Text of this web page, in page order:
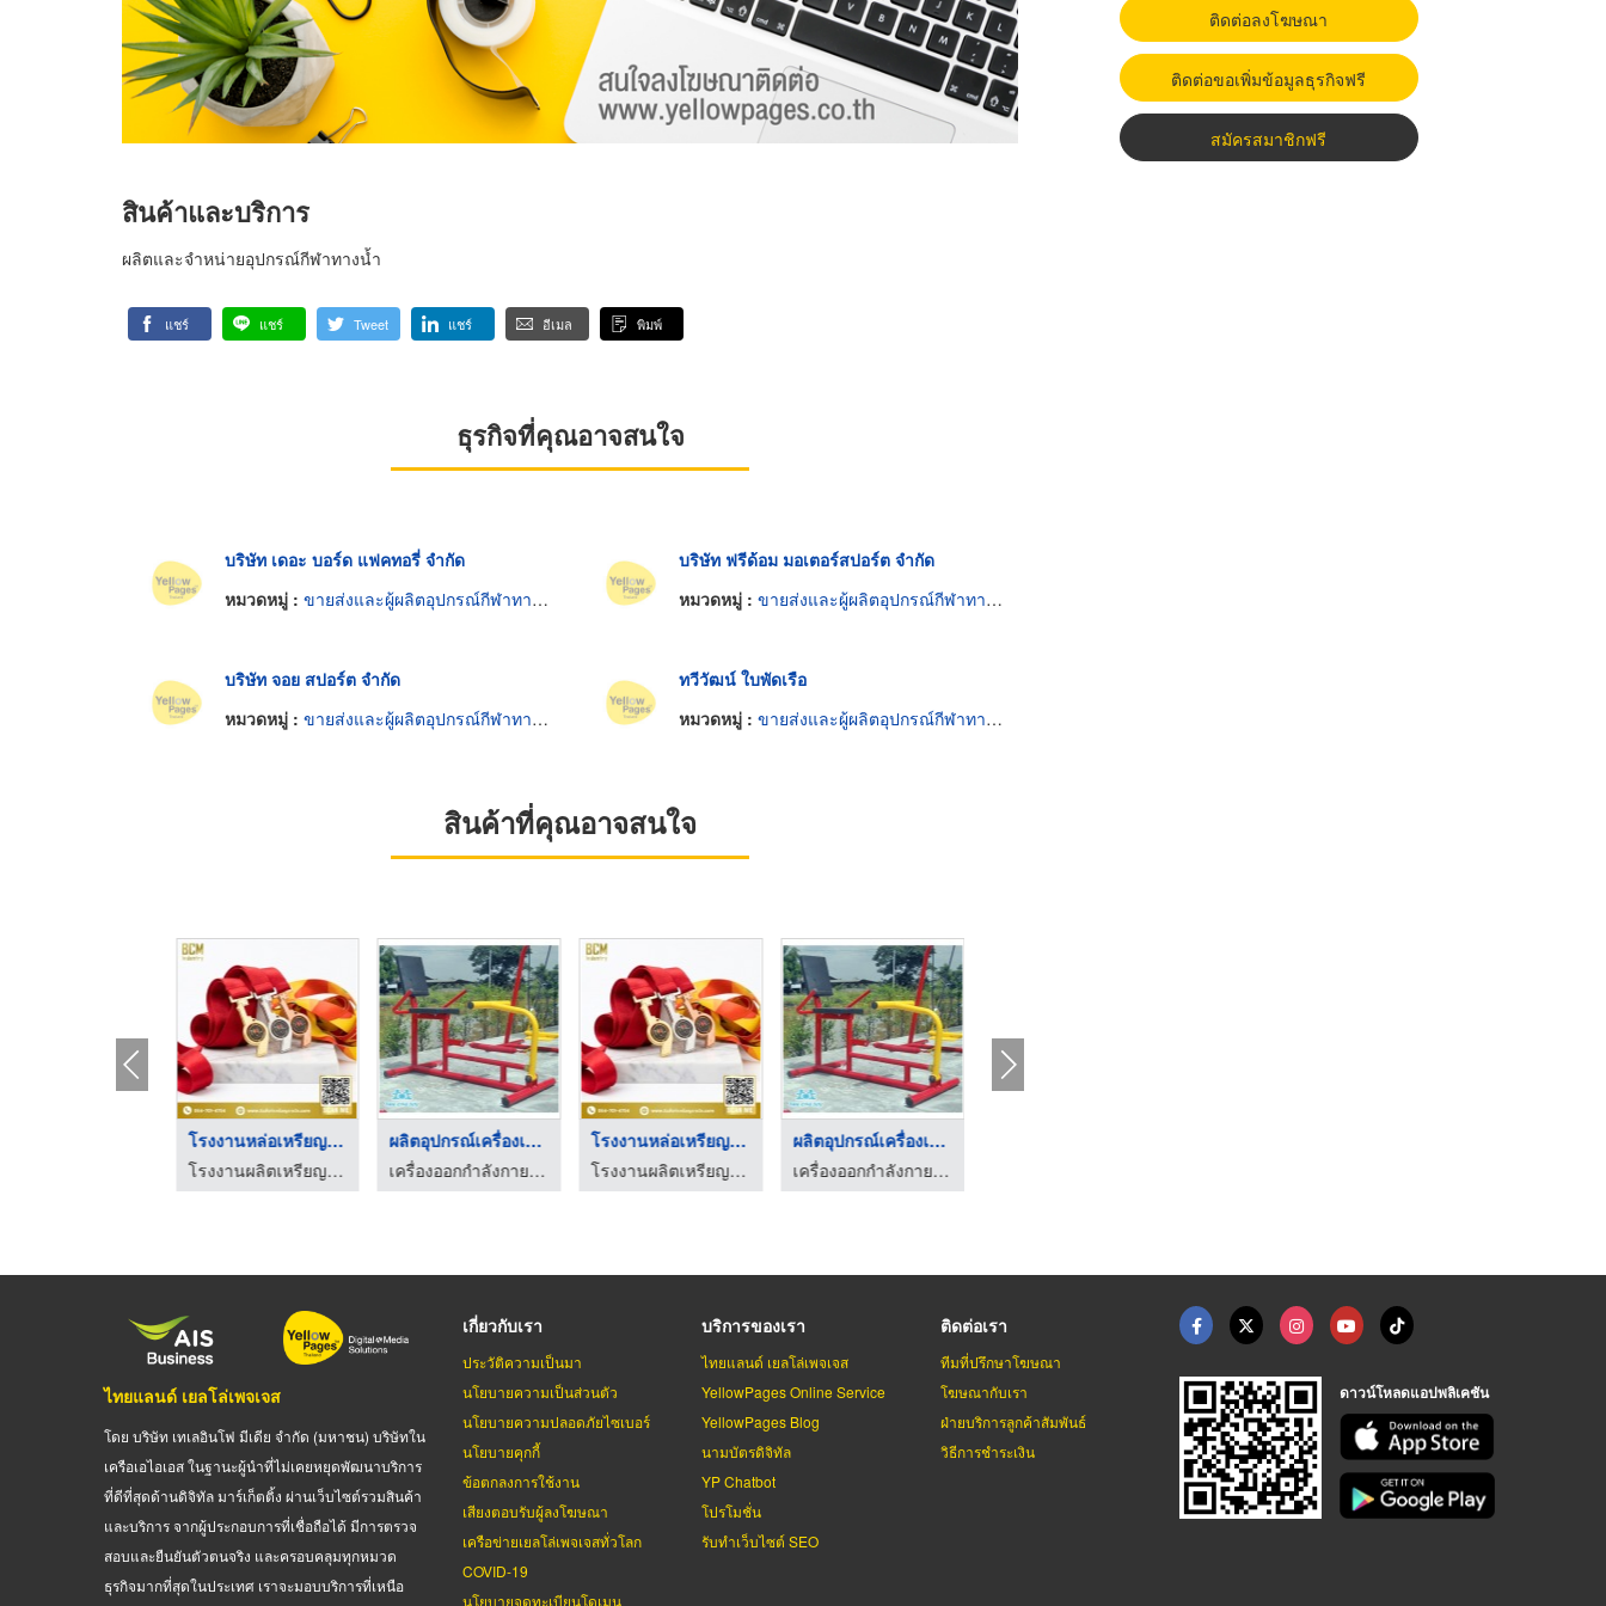
สินค้าและบริการ
ผลิตและจำหน่ายอุปกรณ์กีฬาทางน้ำ
แชร์ แชร์ Tweet แชร์ อีเมล พิมพ์
ธุรกิจที่คุณอาจสนใจ
บริษัท เดอะ บอร์ด แฟคทอรี่ จำกัด
หมวดหมู่ : ขายส่งและผู้ผลิตอุปกรณ์กีฬาทางน้ำ
บริษัท ฟรีด้อม มอเตอร์สปอร์ต จำกัด
หมวดหมู่ : ขายส่งและผู้ผลิตอุปกรณ์กีฬาทางน้ำ
บริษัท จอย สปอร์ต จำกัด
หมวดหมู่ : ขายส่งและผู้ผลิตอุปกรณ์กีฬาทางน้ำ
ทวีวัฒน์ ใบพัดเรือ
หมวดหมู่ : ขายส่งและผู้ผลิตอุปกรณ์กีฬาทางน้ำ
สินค้าที่คุณอาจสนใจ
โรงงานหล่อเหรียญรางว ...
โรงงานผลิตเหรียญรางวัล บิวตี้ คัมพลีท แมนูแฟคเตอร์
ผลิตอุปกรณ์เครื่องเล ...
เครื่องออกกำลังกายกลางแจ้ง เดอะวันทอย
โรงงานหล่อเหรียญรางว ...
โรงงานผลิตเหรียญรางวัล บิวตี้ คัมพลีท แมนูแฟคเตอร์
ผลิตอุปกรณ์เครื่องเล ...
เครื่องออกกำลังกายกลางแจ้ง เดอะวันทอย
ติดต่อลงโฆษณา
ติดต่อขอเพิ่มข้อมูลธุรกิจฟรี
สมัครสมาชิกฟรี
ไทยแลนด์ เยลโล่เพจเจส
โดย บริษัท เทเลอินโฟ มีเดีย จำกัด (มหาชน) บริษัทใน
เครือเอไอเอส ในฐานะผู้นำที่ไม่เคยหยุดพัฒนาบริการ
ที่ดีที่สุดด้านดิจิทัล มาร์เก็ตติ้ง ผ่านเว็บไซต์รวมสินค้า
และบริการ จากผู้ประกอบการที่เชื่อถือได้ มีการตรวจ
สอบและยืนยันตัวตนจริง และครอบคลุมทุกหมวด
ธุรกิจมากที่สุดในประเทศ เราจะมอบบริการที่เหนือ
เกี่ยวกับเรา
ประวัติความเป็นมา
นโยบายความเป็นส่วนตัว
นโยบายความปลอดภัยไซเบอร์
นโยบายคุกกี้
ข้อตกลงการใช้งาน
เสียงตอบรับผู้ลงโฆษณา
เครือข่ายเยลโล่เพจเจสทั่วโลก
COVID-19
นโยบายจดทะเบียนโดเมน
บริการของเรา
ไทยแลนด์ เยลโล่เพจเจส
YellowPages Online Service
YellowPages Blog
นามบัตรดิจิทัล
YP Chatbot
โปรโมชั่น
รับทำเว็บไซต์ SEO
ติดต่อเรา
ทีมที่ปรึกษาโฆษณา
โฆษณากับเรา
ฝ่ายบริการลูกค้าสัมพันธ์
วิธีการชำระเงิน
ดาวน์โหลดแอปพลิเคชัน